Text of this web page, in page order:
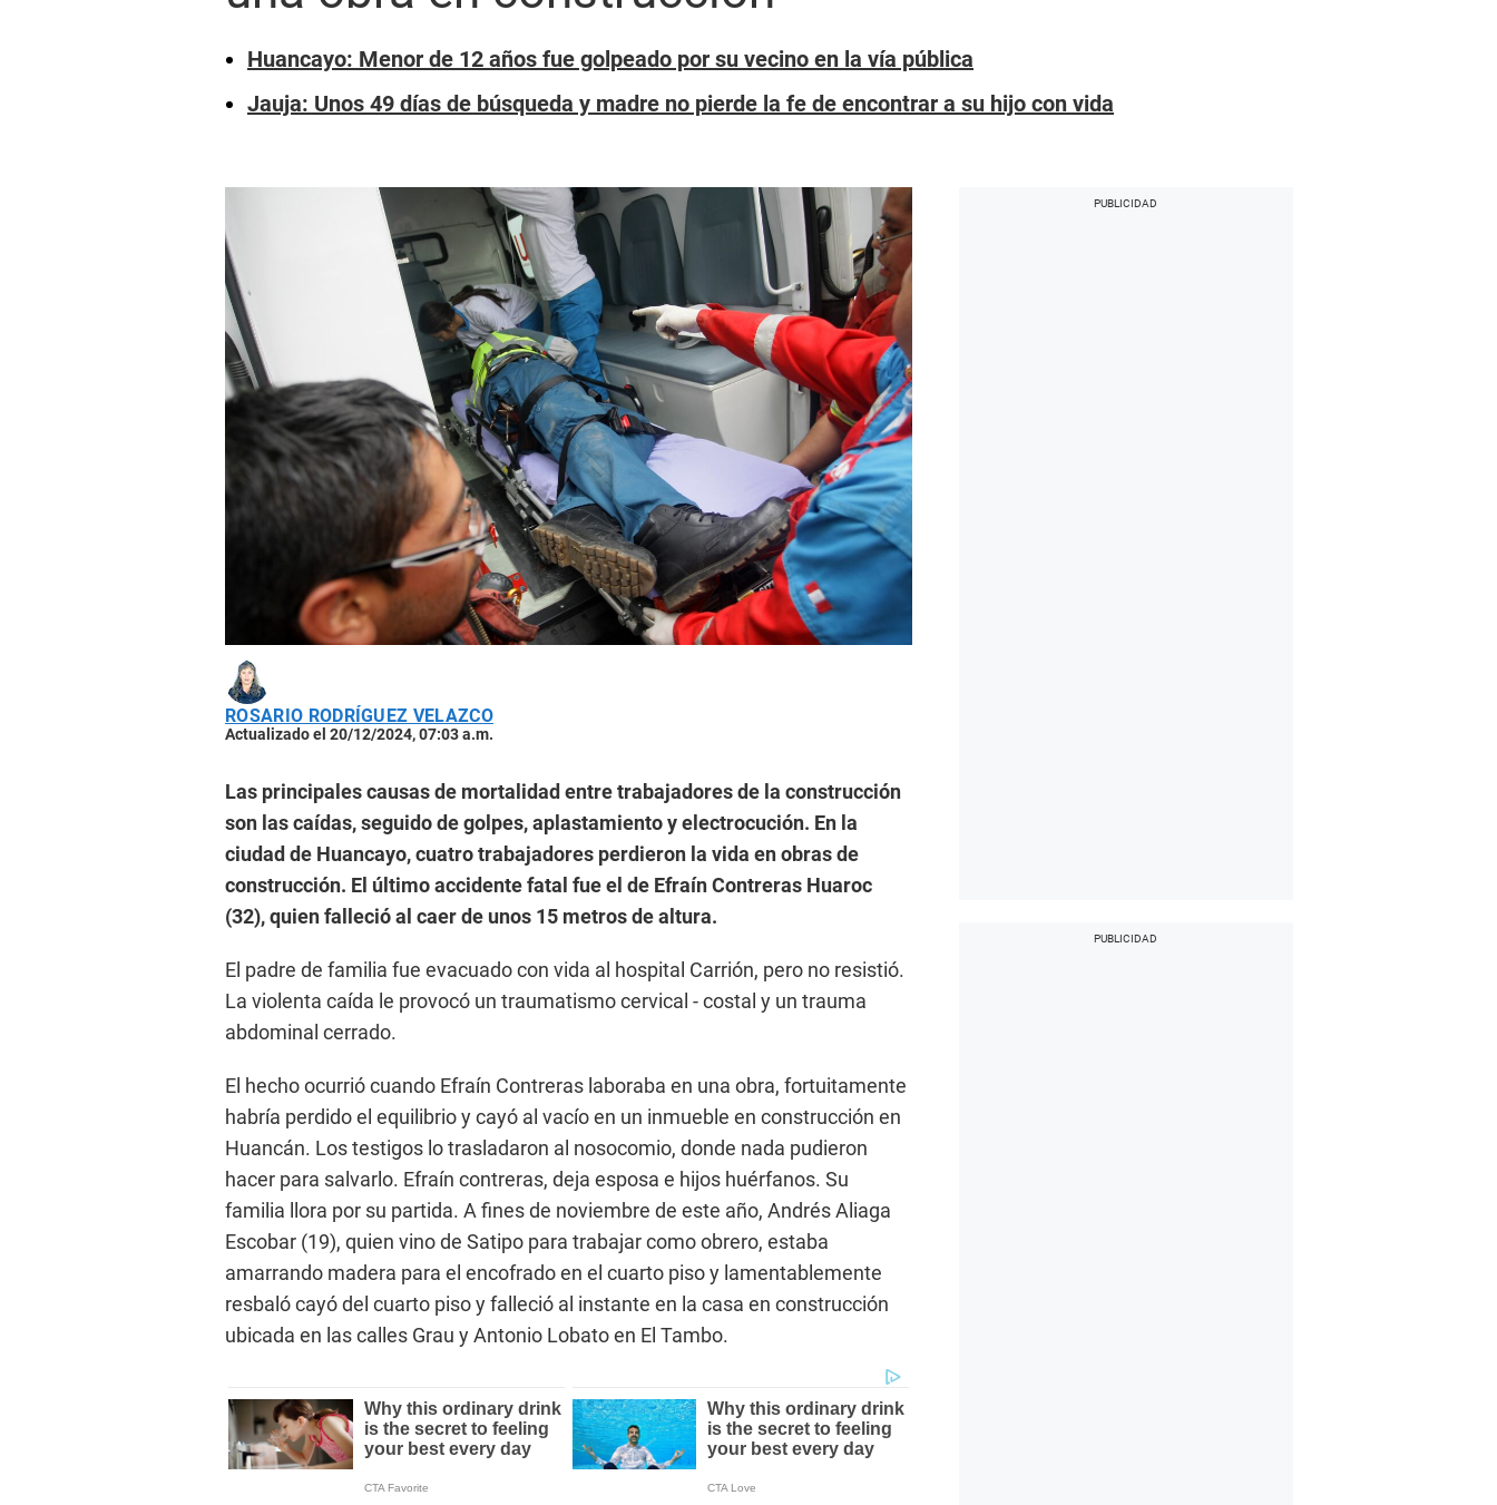
Huancayo: Menor de 12 años fue golpeado por su vecino en la vía pública
Jauja: Unos 49 días de búsqueda y madre no pierde la fe de encontrar a su hijo con vida
ROSARIO RODRÍGUEZ VELAZCO
Actualizado el 20/12/2024, 07:03 a.m.
Las principales causas de mortalidad entre trabajadores de la construcción
son las caídas, seguido de golpes, aplastamiento y electrocución. En la
ciudad de Huancayo, cuatro trabajadores perdieron la vida en obras de
construcción. El último accidente fatal fue el de Efraín Contreras Huaroc
(32), quien falleció al caer de unos 15 metros de altura.
El padre de familia fue evacuado con vida al hospital Carrión, pero no resistió.
La violenta caída le provocó un traumatismo cervical - costal y un trauma
abdominal cerrado.
El hecho ocurrió cuando Efraín Contreras laboraba en una obra, fortuitamente
habría perdido el equilibrio y cayó al vacío en un inmueble en construcción en
Huancán. Los testigos lo trasladaron al nosocomio, donde nada pudieron
hacer para salvarlo. Efraín contreras, deja esposa e hijos huérfanos. Su
familia llora por su partida. A fines de noviembre de este año, Andrés Aliaga
Escobar (19), quien vino de Satipo para trabajar como obrero, estaba
amarrando madera para el encofrado en el cuarto piso y lamentablemente
resbaló cayó del cuarto piso y falleció al instante en la casa en construcción
ubicada en las calles Grau y Antonio Lobato en El Tambo.